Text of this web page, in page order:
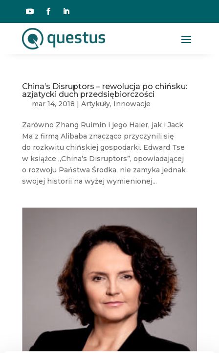
China’s Disruptors – rewolucja po chińsku:
azjatycki duch przedsiębiorczości
mar 14, 2018 | Artykuły, Innowacje
Zarówno Zhang Ruimin i jego Haier, jak i Jack
Ma z firmą Alibaba znacząco przyczynili się
do rozkwitu chińskiej gospodarki. Edward Tse
w książce „China’s Disruptors”, opowiadającej
o rozwoju Państwa Środka, nie zamyka jednak
swojej historii na wyżej wymienionej...